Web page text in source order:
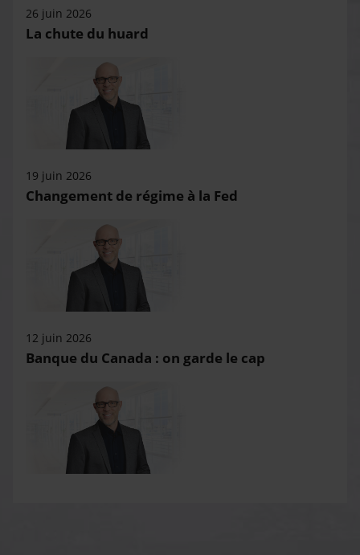
26 juin 2026
La chute du huard
19 juin 2026
Changement de régime à la Fed
12 juin 2026
Banque du Canada : on garde le cap